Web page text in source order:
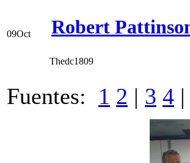
09Oct Robert
Thedc1809
Fuentes: 1 2 | 3 4 |